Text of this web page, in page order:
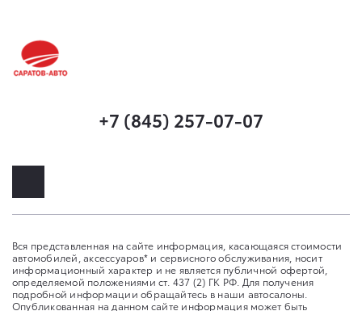
+7 (845) 257-07-07
Вся представленная на сайте информация, касающаяся стоимости
автомобилей, аксессуаров* и сервисного обслуживания, носит
информационный характер и не является публичной офертой,
определяемой положениями ст. 437 (2) ГК РФ. Для получения
подробной информации обращайтесь в наши автосалоны.
Опубликованная на данном сайте информация может быть